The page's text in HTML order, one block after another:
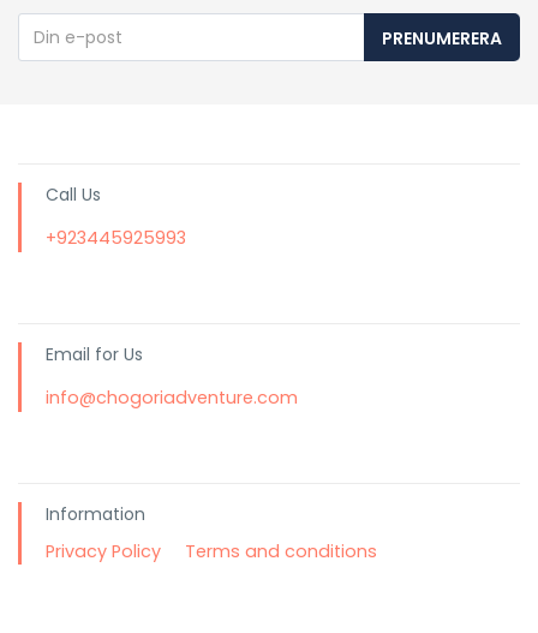
PRENUMERERA
Call Us
+923445925993
Email for Us
info@chogoriadventure.com
Information
Privacy Policy
Terms and conditions